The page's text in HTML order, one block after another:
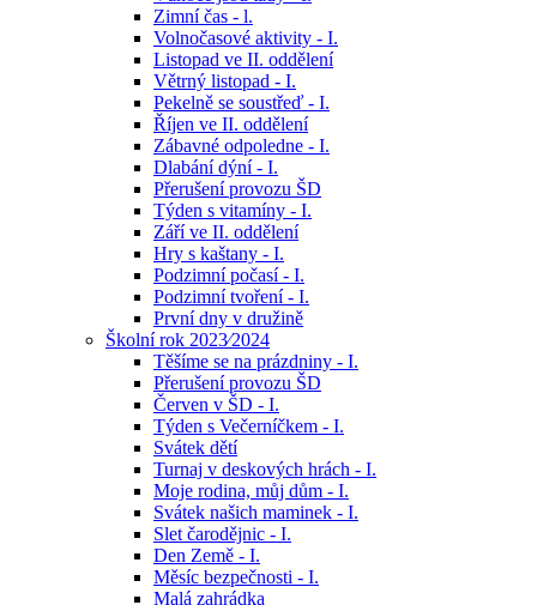
Zimní čas - l.
Volnočasové aktivity - I.
Listopad ve II. oddělení
Větrný listopad - I.
Pekelně se soustřeď - I.
Říjen ve II. oddělení
Zábavné odpoledne - I.
Dlabání dýní - I.
Přerušení provozu ŠD
Týden s vitamíny - I.
Září ve II. oddělení
Hry s kaštany - I.
Podzimní počasí - I.
Podzimní tvoření - I.
První dny v družině
Školní rok 2023⁄2024
Těšíme se na prázdniny - I.
Přerušení provozu ŠD
Červen v ŠD - I.
Týden s Večerníčkem - I.
Svátek dětí
Turnaj v deskových hrách - I.
Moje rodina, můj dům - I.
Svátek našich maminek - I.
Slet čarodějnic - I.
Den Země - I.
Měsíc bezpečnosti - I.
Malá zahrádka